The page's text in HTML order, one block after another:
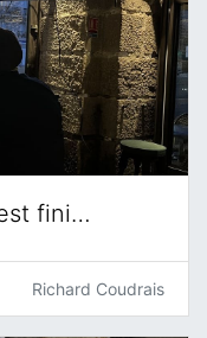
fini…
Richard Coudrais